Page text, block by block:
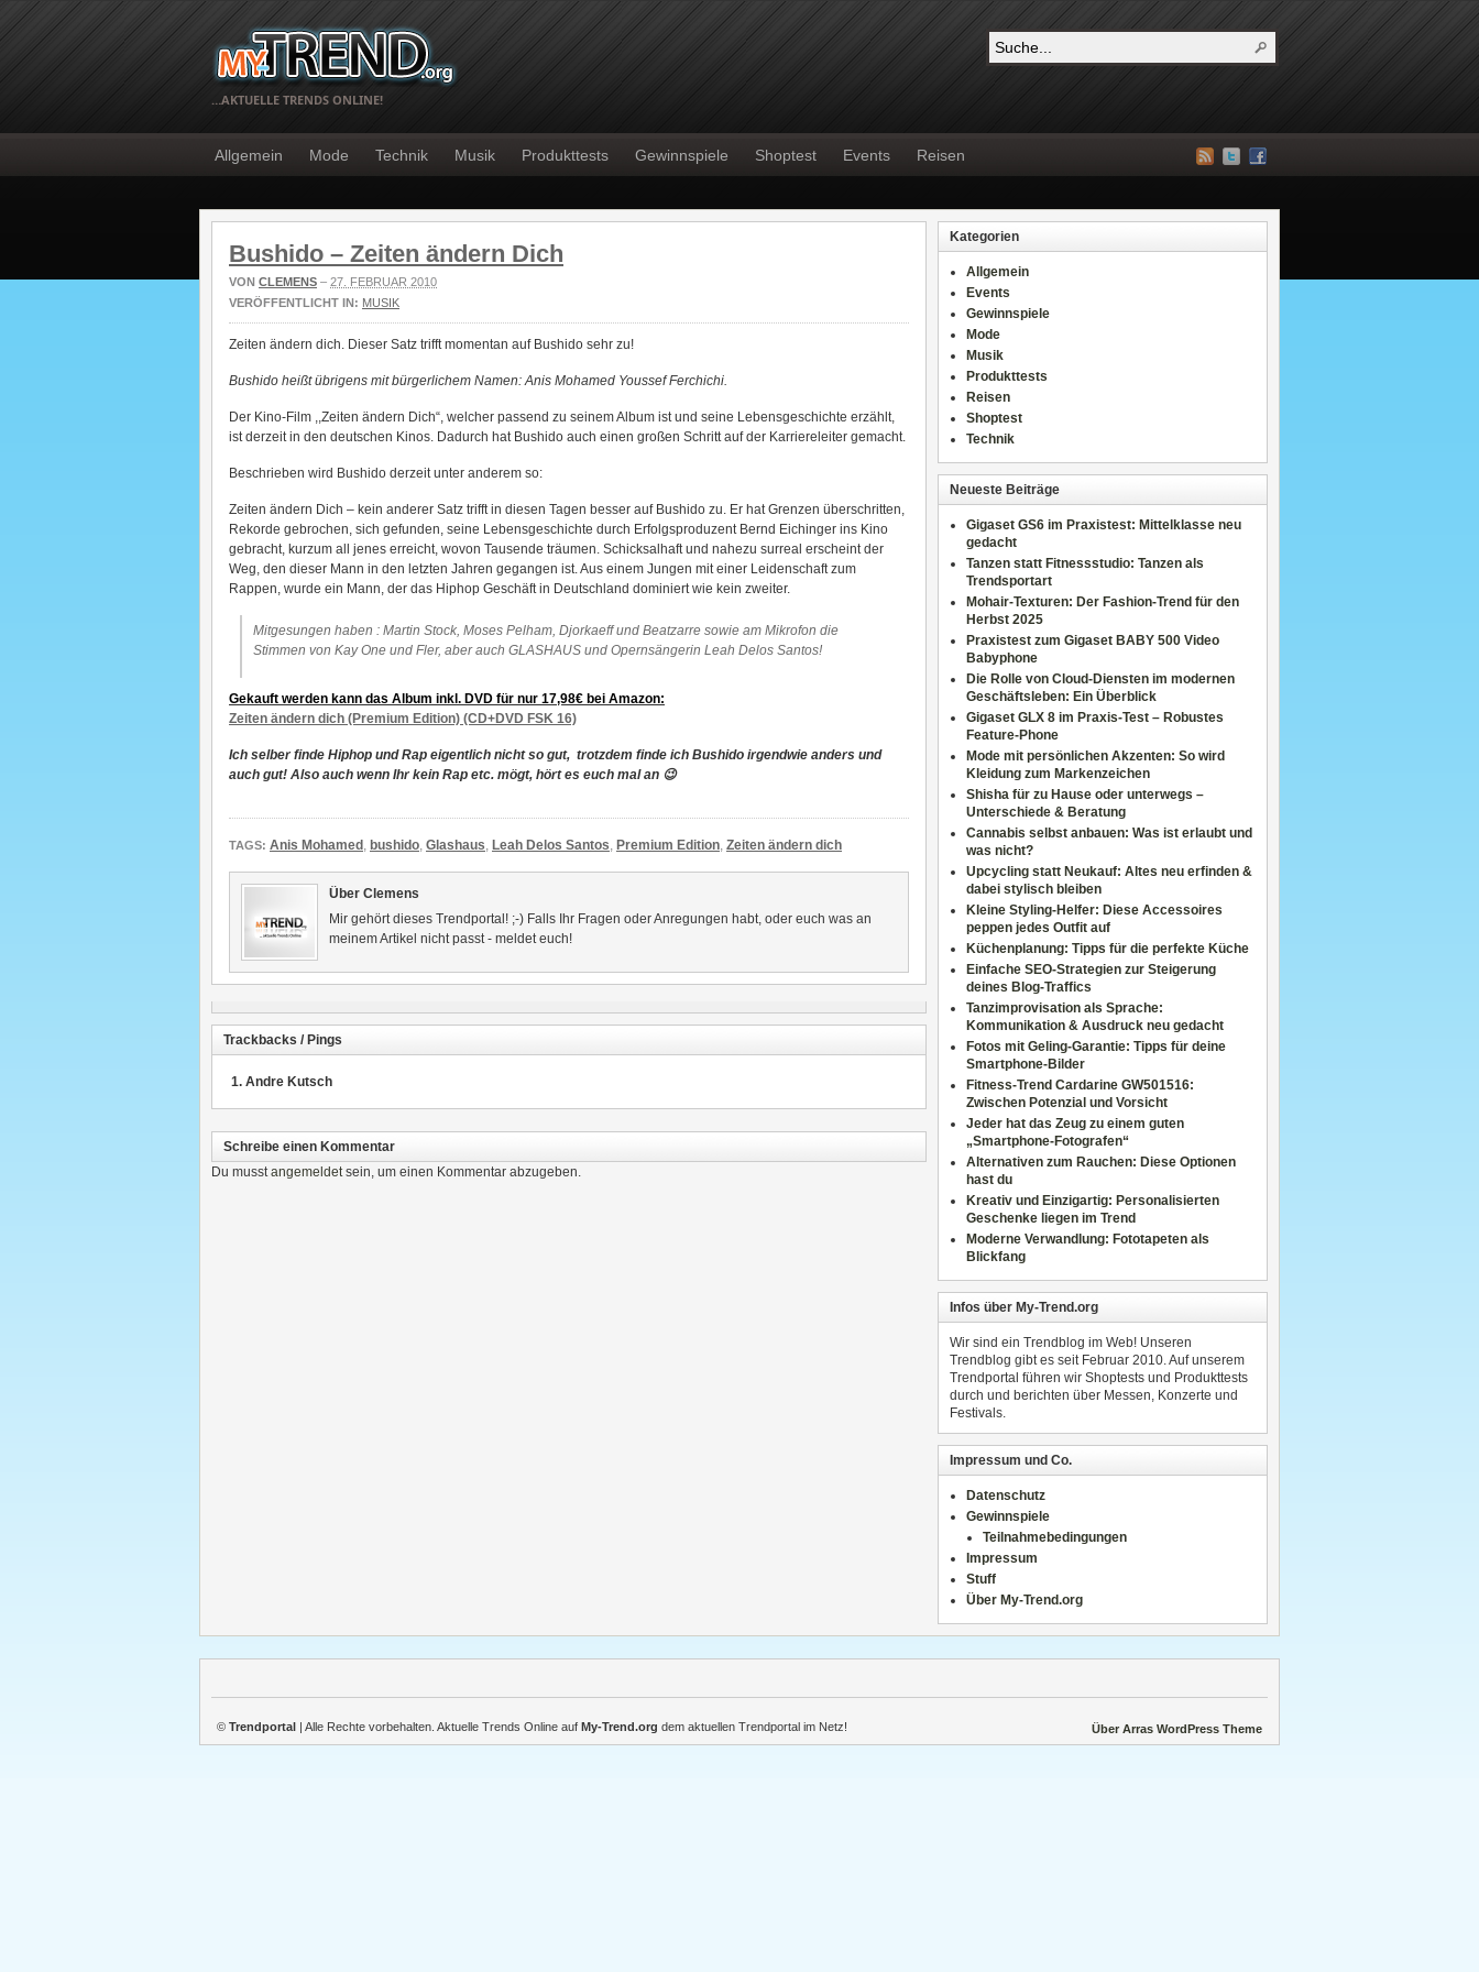
…AKTUELLE TRENDS ONLINE!
Allgemein Mode Technik Musik Produkttests Gewinnspiele Shoptest Events Reisen
Bushido – Zeiten ändern Dich
VON CLEMENS – 27. FEBRUAR 2010
VERÖFFENTLICHT IN: MUSIK
Zeiten ändern dich. Dieser Satz trifft momentan auf Bushido sehr zu!
Bushido heißt übrigens mit bürgerlichem Namen: Anis Mohamed Youssef Ferchichi.
Der Kino-Film ,,Zeiten ändern Dich“, welcher passend zu seinem Album ist und seine Lebensgeschichte erzählt,
ist derzeit in den deutschen Kinos. Dadurch hat Bushido auch einen großen Schritt auf der Karriereleiter gemacht.
Beschrieben wird Bushido derzeit unter anderem so:
Zeiten ändern Dich – kein anderer Satz trifft in diesen Tagen besser auf Bushido zu. Er hat Grenzen überschritten,
Rekorde gebrochen, sich gefunden, seine Lebensgeschichte durch Erfolgsproduzent Bernd Eichinger ins Kino
gebracht, kurzum all jenes erreicht, wovon Tausende träumen. Schicksalhaft und nahezu surreal erscheint der
Weg, den dieser Mann in den letzten Jahren gegangen ist. Aus einem Jungen mit einer Leidenschaft zum
Rappen, wurde ein Mann, der das Hiphop Geschäft in Deutschland dominiert wie kein zweiter.
Mitgesungen haben : Martin Stock, Moses Pelham, Djorkaeff und Beatzarre sowie am Mikrofon die
Stimmen von Kay One und Fler, aber auch GLASHAUS und Opernsängerin Leah Delos Santos!
Gekauft werden kann das Album inkl. DVD für nur 17,98€ bei Amazon:
Zeiten ändern dich (Premium Edition) (CD+DVD FSK 16)
Ich selber finde Hiphop und Rap eigentlich nicht so gut, trotzdem finde ich Bushido irgendwie anders und
auch gut! Also auch wenn Ihr kein Rap etc. mögt, hört es euch mal an 😉
TAGS: Anis Mohamed , bushido, Glashaus, Leah Delos Santos, Premium Edition, Zeiten ändern dich
Über Clemens
Mir gehört dieses Trendportal! ;-) Falls Ihr Fragen oder Anregungen habt, oder euch was an
meinem Artikel nicht passt - meldet euch!
Trackbacks / Pings
Andre Kutsch
Schreibe einen Kommentar
Du musstangemeldetsein, um einen Kommentar abzugeben.
Kategorien
Allgemein
Events
Gewinnspiele
Mode
Musik
Produkttests
Reisen
Shoptest
Technik
Neueste Beiträge
Gigaset GS6 im Praxistest: Mittelklasse neu
gedacht
Tanzen statt Fitnessstudio: Tanzen als
Trendsportart
Mohair-Texturen: Der Fashion-Trend für den
Herbst 2025
Praxistest zum Gigaset BABY 500 Video
Babyphone
Die Rolle von Cloud-Diensten im modernen
Geschäftsleben: Ein Überblick
Gigaset GLX 8 im Praxis-Test – Robustes
Feature-Phone
Mode mit persönlichen Akzenten: So wird
Kleidung zum Markenzeichen
Shisha für zu Hause oder unterwegs –
Unterschiede & Beratung
Cannabis selbst anbauen: Was ist erlaubt und
was nicht?
Upcycling statt Neukauf: Altes neu erfinden &
dabei stylisch bleiben
Kleine Styling-Helfer: Diese Accessoires
peppen jedes Outfit auf
Küchenplanung: Tipps für die perfekte Küche
Einfache SEO-Strategien zur Steigerung
deines Blog-Traffics
Tanzimprovisation als Sprache:
Kommunikation & Ausdruck neu gedacht
Fotos mit Geling-Garantie: Tipps für deine
Smartphone-Bilder
Fitness-Trend Cardarine GW501516:
Zwischen Potenzial und Vorsicht
Jeder hat das Zeug zu einem guten
„Smartphone-Fotografen“
Alternativen zum Rauchen: Diese Optionen
hast du
Kreativ und Einzigartig: Personalisierten
Geschenke liegen im Trend
Moderne Verwandlung: Fototapeten als
Blickfang
Infos über My-Trend.org
Wir sind ein Trendblog im Web! Unseren
Trendblog gibt es seit Februar 2010. Auf unserem
Trendportal führen wir Shoptests und Produkttests
durch und berichten über Messen, Konzerte und
Festivals.
Impressum und Co.
Datenschutz
Gewinnspiele
Teilnahmebedingungen
Impressum
Stuff
Über My-Trend.org
Über Arras WordPress Theme
© Trendportal | Alle Rechte vorbehalten. Aktuelle Trends Online auf My-Trend.org dem aktuellen Trendportal im Netz!